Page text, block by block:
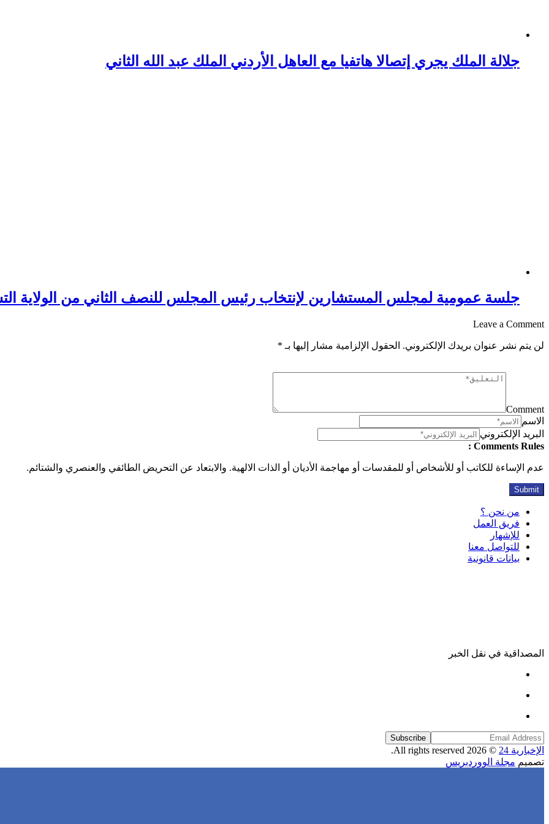
جلالة الملك يجري إتصالا هاتفيا مع العاهل الأردني الملك عبد الله الثاني
جلسة عمومية لمجلس المستشارين لإنتخاب رئيس المجلس للنصف الثاني من الولاية
Leave a Comment
لن يتم نشر عنوان بريدك الإلكتروني. الحقول الإلزامية مشار إليها بـ *
Comment
الاسم
البريد الإلكتروني
Comments Rules :
عدم الإساءة للكاتب أو للأشخاص أو للمقدسات أو مهاجمة الأديان أو الذات الالهية. والابتعاد عن التحريض الطائفي والعنصري والشتائم.
من نحن ؟
فريق العمل
للإشهار
للتواصل معنا
بيانات قانونية
المصداقية في نقل الخبر
Subscribe
الإخبارية 24
© 2026 All rights reserved.
تصميم مجلة الووردبريس